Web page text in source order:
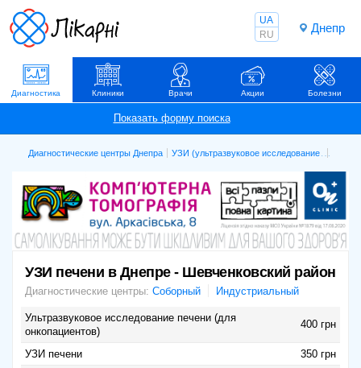
Днепр
UA
RU
Диагностика Клиники Врачи Акции Болезни
Диагностические центры Днепра УЗИ (ультразвуковое исследование)
УЗИ печени в Днепре - Шевченковский район
Диагностические центры: Соборный Индустриальный
Ультразвуковое исследование печени (для
онкопациентов)
400 грн
УЗИ печени
350 грн